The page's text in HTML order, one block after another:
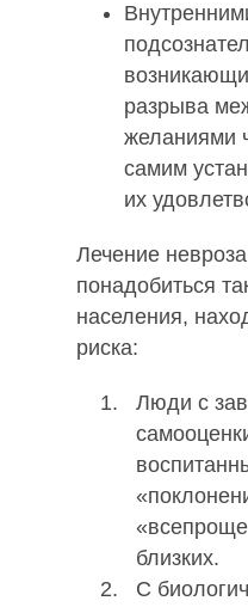
разрыва
желаниями
самим
их
Лечение
понадобиться
населения,
риска:
Люди с
близких.
С